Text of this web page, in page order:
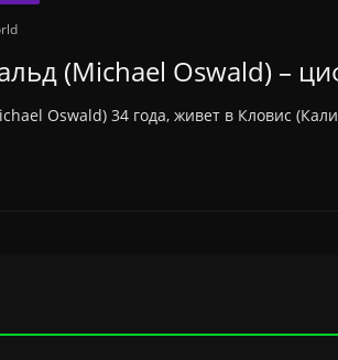
(Michael Oswald) –
Oswald) 34 года, живет в Кловис